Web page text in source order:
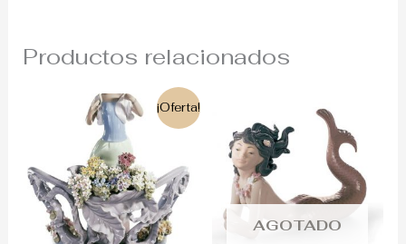
Productos relacionados
¡Oferta!
precio
original
era:
2.500€.
El
precio
actual
es:
1.750€.
AGOTADO